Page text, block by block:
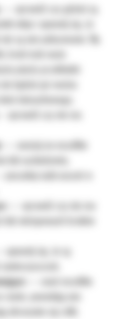
— sprawdź czy gdzieś są
oleju i upewnij się, że
są one poluzowane. Np.
brak śrub może
piasty przekładni
będzie już można
łańcuchowego,
– sprawdź czy nie ma
— uważaj na wszelkie
lub uszkodzenia,
poszukaj wybrzuszeń w
— sprawdź czy nie ma
lub nietypowych braków
upewnij się, że są
— usuń wszelkie
powodują one
obracanie się rolki.